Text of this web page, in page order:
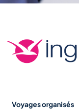
Voyages organisés